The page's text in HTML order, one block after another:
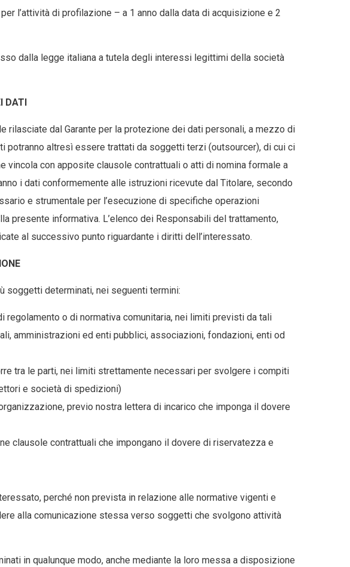
l’attività di profilazione – a 1 anno dalla data di acquisizione e 2
dalla legge italiana a tutela degli interessi legittimi della società
DATI
dal Garante per la protezione dei dati personali, a mezzo di
potranno altresì essere trattati da soggetti terzi (outsourcer), di cui ci
vincola con apposite clausole contrattuali o atti di nomina formale a
i dati conformemente alle istruzioni ricevute dal Titolare, secondo
e strumentale per l’esecuzione di specifiche operazioni
presente informativa. L’elenco dei Responsabili del trattamento,
al successivo punto riguardante i diritti dell’interessato.
soggetti determinati, nei seguenti termini:
o di normativa comunitaria, nei limiti previsti da tali
amministrazioni ed enti pubblici, associazioni, fondazioni, enti od
tra le parti, nei limiti strettamente necessari per svolgere i compiti
e società di spedizioni)
previo nostra lettera di incarico che imponga il dovere
clausole contrattuali che impongano il dovere di riservatezza e
perché non prevista in relazione alle normative vigenti e
alla comunicazione stessa verso soggetti che svolgono attività
in qualunque modo, anche mediante la loro messa a disposizione